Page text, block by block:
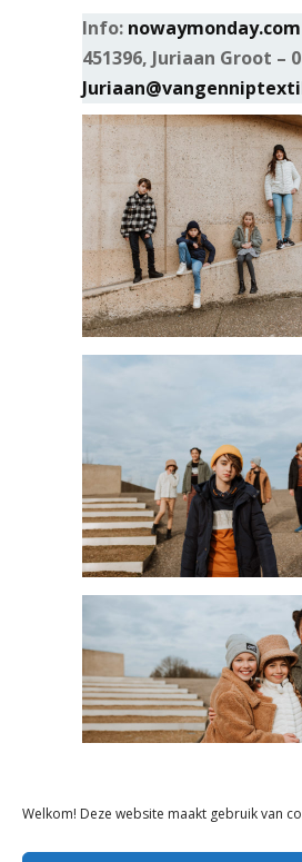
Welkom! Deze website maakt gebruik van
Info: nowaymonday.com
451396, Juriaan Groot –